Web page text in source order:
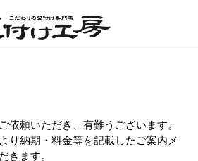
依頼いただき、有難うございます。
り納期・料金等を記載したご案内メ
きます。